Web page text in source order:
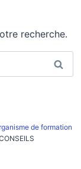
recherche.
de formation